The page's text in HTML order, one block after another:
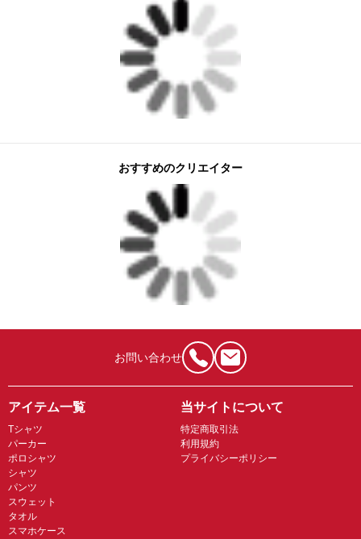
おすすめのクリエイター
お問い合わせ
アイテム一覧
Tシャツ
パーカー
ポロシャツ
シャツ
パンツ
スウェット
タオル
スマホケース
当サイトについて
特定商取引法
利用規約
プライバシーポリシー